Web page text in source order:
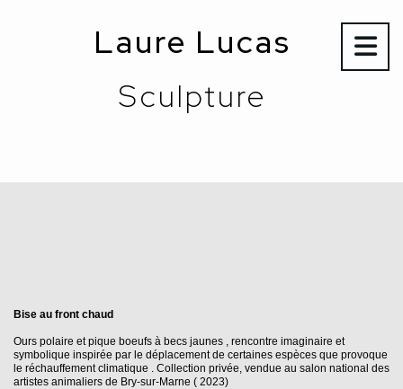
Laure Lucas
Sculpture
Bise au front chaud
Ours polaire et pique boeufs à becs jaunes , rencontre imaginaire et
symbolique inspirée par le déplacement de certaines espèces que provoque
le réchauffement climatique . Collection privée, vendue au salon national des
artistes animaliers de Bry-sur-Marne ( 2023)